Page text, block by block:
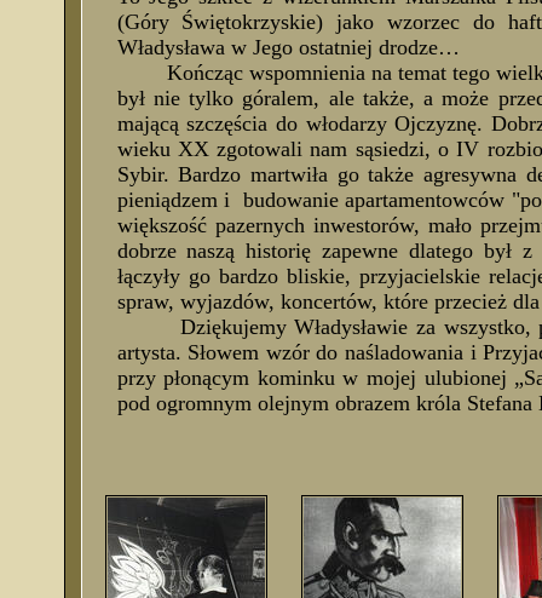
(Góry Świętokrzyskie) jako wzorzec do
Władysława w Jego ostatniej drodze…
Kończąc wspomnienia na temat tego
był nie tylko góralem, ale także, a może
mającą szczęścia do włodarzy Ojczyznę.
wieku XX zgotowali nam sąsiedzi, o IV
Sybir. Bardzo martwiła go także agresywna
pieniądzem i budowanie apartamentowców
większość pazernych inwestorów, mało
dobrze naszą historię zapewne dlatego był
łączyły go bardzo bliskie, przyjacielskie
spraw, wyjazdów, koncertów, które przecież
Dziękujemy Władysławie za wszystko,
artysta. Słowem wzór do naśladowania i
przy płonącym kominku w mojej ulubionej
pod ogromnym olejnym obrazem króla Stefana